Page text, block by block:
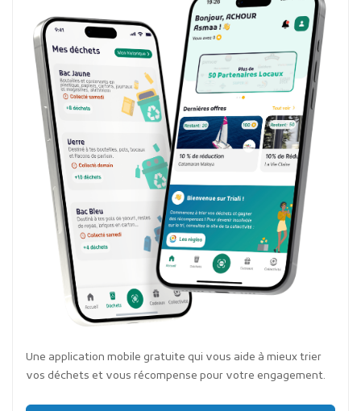
Une application mobile gratuite qui vous aide à mieux trier
vos déchets et vous récompense pour votre engagement.